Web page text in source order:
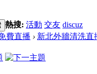
熱搜: 活動 交友 discuz
費直播 › 新北外牆清洗直